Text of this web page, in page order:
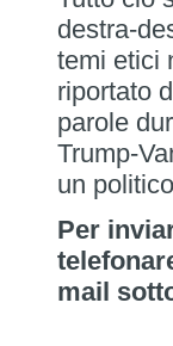
destra-
temi etici
riportato
parole
Trump-
un
Per
mail